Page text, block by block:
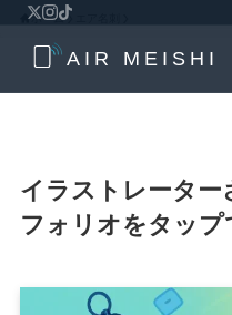
AIR MEISHI
ホーム
イラストレーター
フォリオをタップ